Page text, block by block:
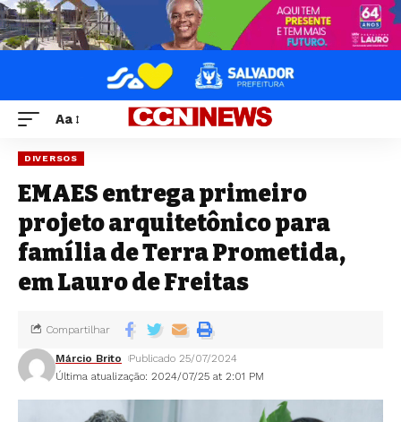
Aa
DIVERSOS
EMAES entrega primeiro
projeto arquitetônico para
família de Terra Prometida,
em Lauro de Freitas
Última atualização: 2024/07/25 at 2:01 PM
Márcio Brito Publicado 25/07/2024
Compartilhar